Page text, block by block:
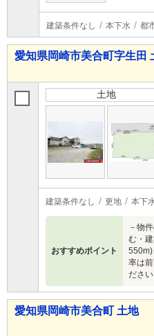
建築条件なし 本下水 都
愛知県岡崎市美合町字生田
土地
建築条件なし 更地 本下
おすすめポイント
－物
む・
率は
ださい
愛知県岡崎市美合町 土地